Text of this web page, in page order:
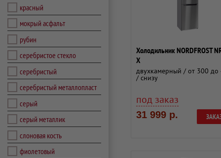
красный
мокрый асфальт
рубин
серебристое стекло
серебристый
серебристый металлопласт
серый
серый металлик
слоновая кость
фиолетовый
Холодильник NORDFROST
X
двухкамерный / от 300 до
/ снизу
под заказ
31 999 р.